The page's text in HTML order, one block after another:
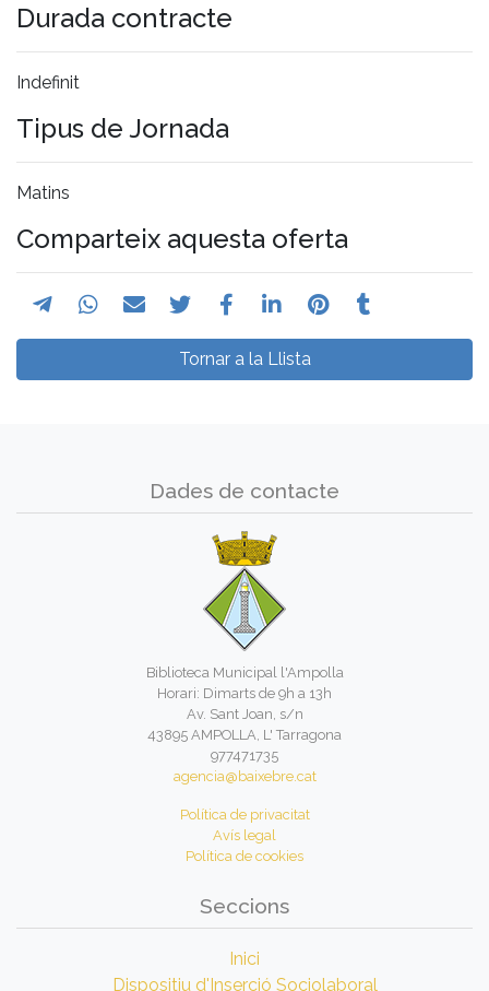
Durada contracte
Indefinit
Tipus de Jornada
Matins
Comparteix aquesta oferta
Tornar a la Llista
Dades de contacte
Biblioteca Municipal l'Ampolla
Horari: Dimarts de 9h a 13h
Av. Sant Joan, s/n
43895 AMPOLLA, L' Tarragona
977471735
agencia@baixebre.cat
Política de privacitat
Avís legal
Política de cookies
Seccions
Inici
Dispositiu d'Inserció Sociolaboral